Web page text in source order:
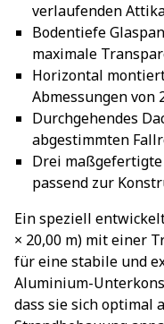
verlaufenden
Bodentiefe
maximale
Horizontal
Abmessungen von
Durchgehendes
abgestimmten
Drei
passend zur
Ein speziell
× 20,00 m) mit einer
für eine stabile und
Aluminium-
dass sie sich optimal